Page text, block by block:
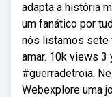
adapta a história
um fanático por
nós listamos sete
amar. 10k views
#guerradetroia.
Webexplore uma